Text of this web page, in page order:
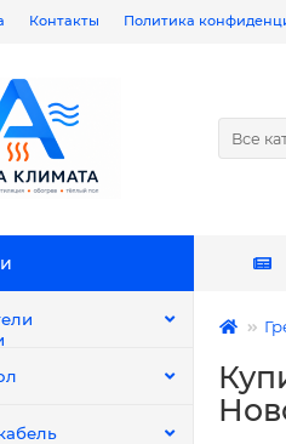
Контакты Политика
Все